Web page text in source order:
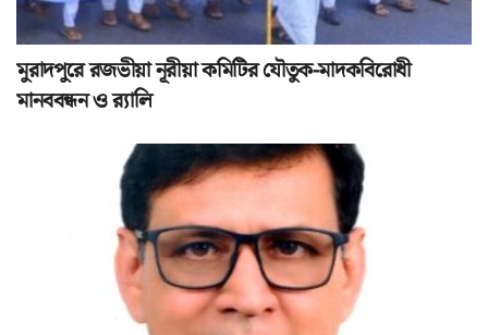
মুরাদপুরে রজভীয়া নূরীয়া কমিটির যৌতুক-মাদকবিরোধী
মানববন্ধন ও র‌্যালি